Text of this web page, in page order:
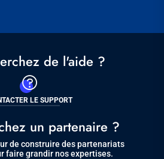
de l'aide ?
LE SUPPORT
un partenaire ?
de construire des partenariats
faire grandir nos expertises.